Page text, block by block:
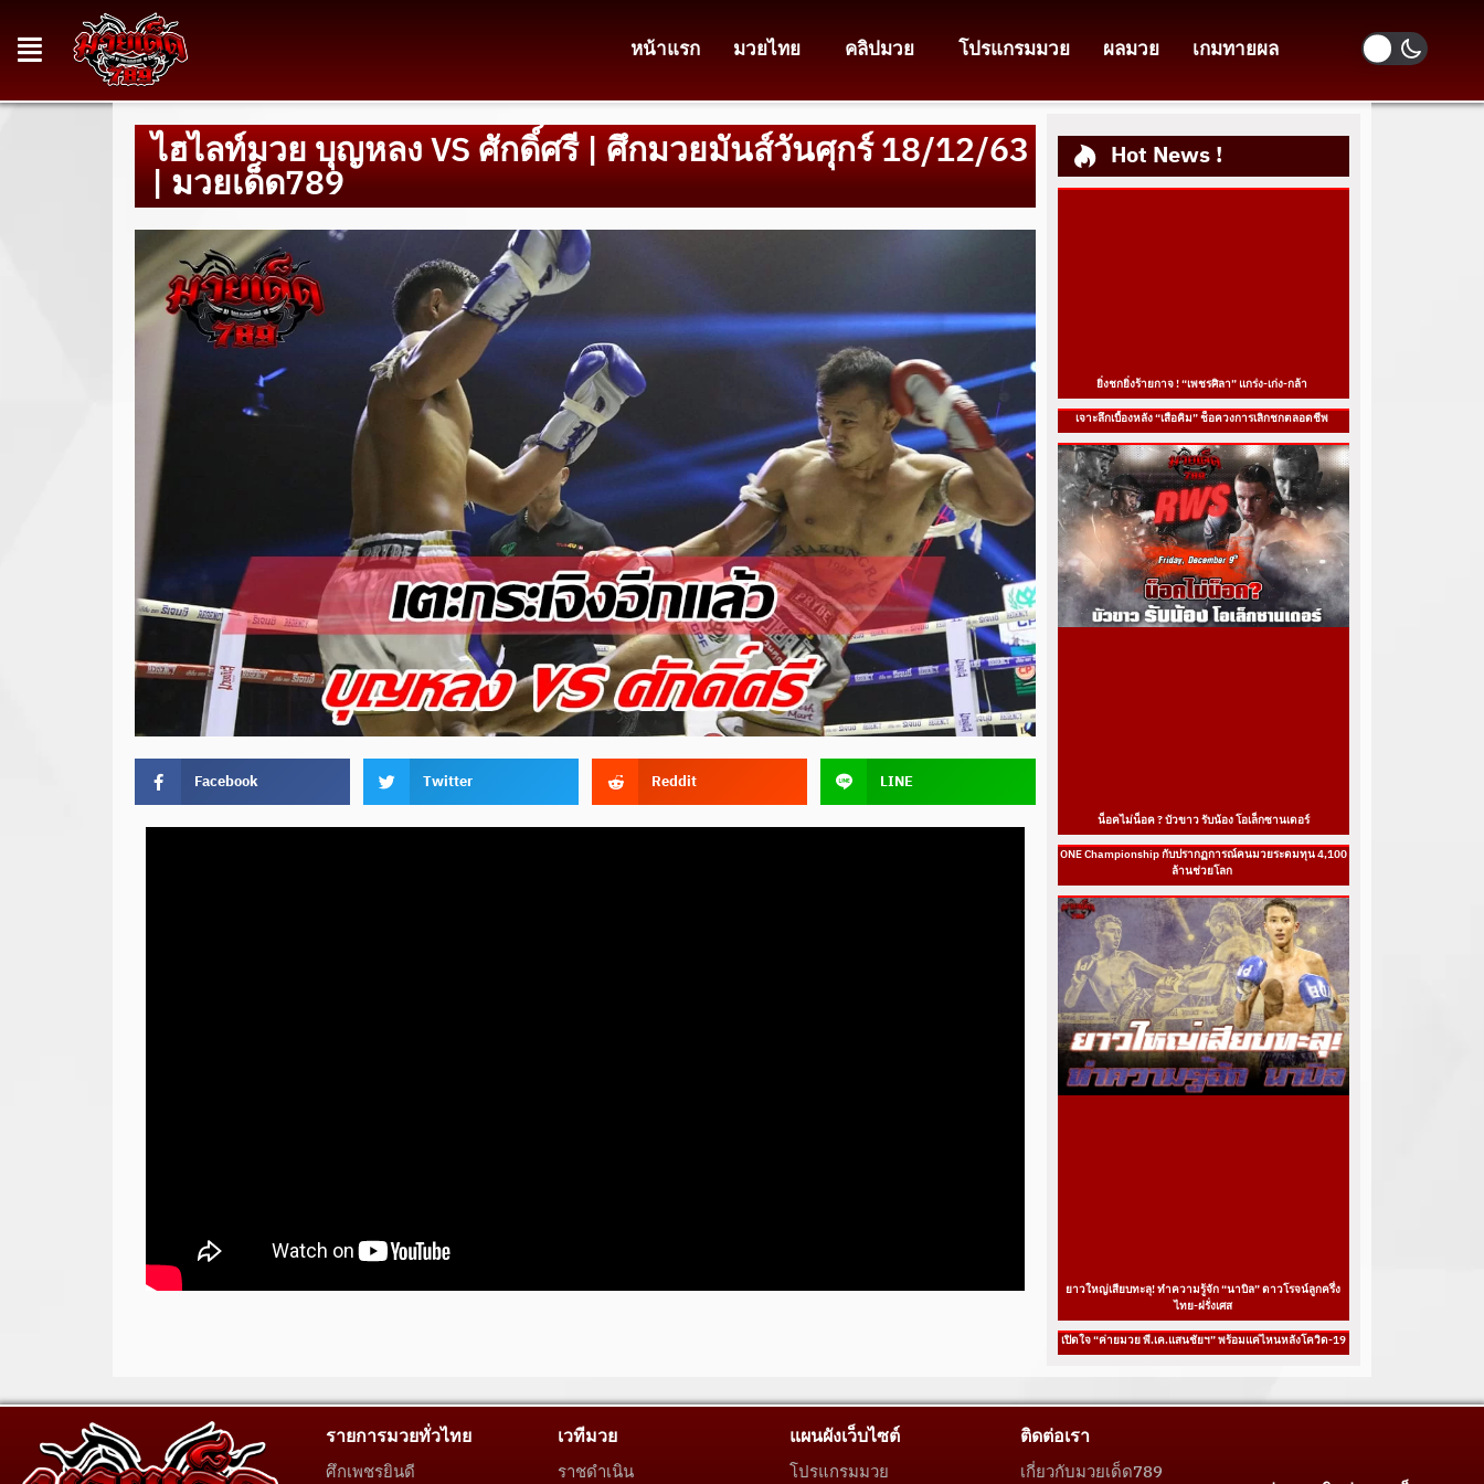
หน้าแรก มวยไทย คลิปมวย โปรแกรมมวย ผลมวย เกมทายผล
ไฮไลท์มวย บุญหลง VS ศักดิ์ศรี | ศึกมวยมันส์วันศุกร์ 18/12/63
| มวยเด็ด789
Facebook Twitter Reddit LINE
Hot News !
ยิ่งชกยิ่งร้ายกาจ ! “เพชรศิลา” แกร่ง-เก่ง-กล้า
เจาะลึกเบื้องหลัง “เสือคิม” ช็อควงการเลิกชกตลอดชีพ
น็อคไม่น็อค ? บัวขาว รับน้อง โอเล็กซานเดอร์
ONE Championship กับปรากฏการณ์คนมวยระดมทุน 4,100
ล้านช่วยโลก
ยาวใหญ่เสียบทะลุ! ทำความรู้จัก “นาบิล” ดาวโรจน์ลูกครึ่ง
ไทย-ฝรั่งเศส
เปิดใจ “ค่ายมวย พี.เค.แสนชัยฯ” พร้อมแค่ไหนหลังโควิด-19
รายการมวยทั่วไทย
ศึกเพชรยินดี
เวทีมวย
ราชดำเนิน
แผนผังเว็บไซต์
โปรแกรมมวย
ติดต่อเรา
เกี่ยวกับมวยเด็ด789